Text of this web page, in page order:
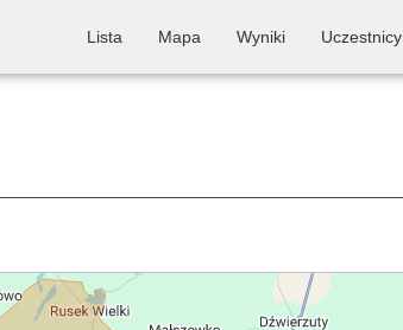
Lista Mapa Wyniki Uczestnicy